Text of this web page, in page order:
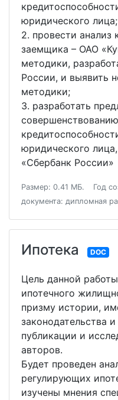
юридического лица;
2. провести анализ
заемщика – ОАО
методики,
России, и выявить
методики;
3. разработать
юридического
«Сбербанк России»
Размер: 0.41 МБ. Год
документа: дипломная
Ипотека DOC
Цель данной
ипотечного
призму истории,
законодательства
публикации и
авторов.
Будет проведен
регулирующих
изучены мнения